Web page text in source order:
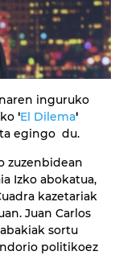
inguruko
'El Dilema'
egingo du.
zuzenbidean
Izko abokatua,
kazetariak
Juan Carlos
sortu
politikoez